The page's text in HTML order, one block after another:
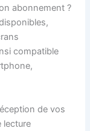
abonnement ?
compatible
de vos
lecture